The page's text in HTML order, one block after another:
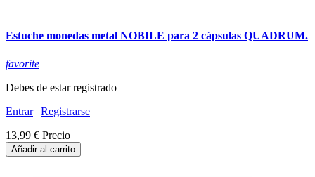
Estuche monedas metal NOBILE para 2 cápsulas QUADRUM.
favorite
Debes de estar registrado
Entrar| Registrarse
13,99 € Precio
Añadir al carrito